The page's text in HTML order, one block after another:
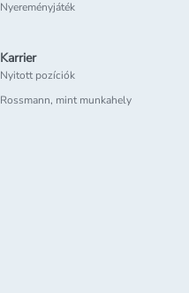
Nyereményjáték
Karrier
Nyitott pozíciók
Rossmann, mint munkahely